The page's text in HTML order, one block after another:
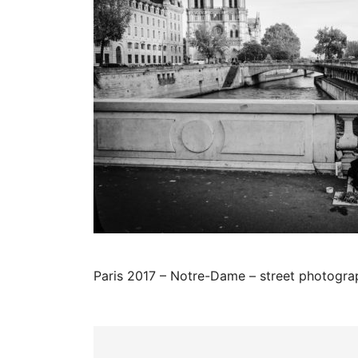
Paris 2017 – Notre-Dame – street